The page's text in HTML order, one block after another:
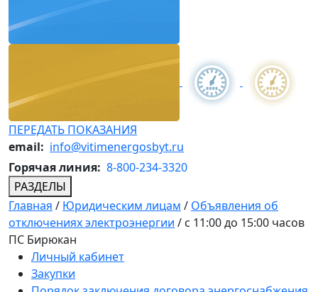
ПЕРЕДАТЬ ПОКАЗАНИЯ
email: info@vitimenergosbyt.ru
Горячая линия: 8-800-234-3320
РАЗДЕЛЫ
Главная / Юридическим лицам / Объявления об
отключениях электроэнергии / c 11:00 до 15:00 часов
ПС Бирюкан
Личный кабинет
Закупки